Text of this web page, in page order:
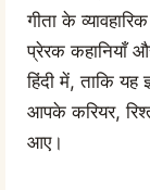
गीता के
प्रेरक कहानियाँ
हिंदी में, ताकि यह
आपके करियर,
आए।